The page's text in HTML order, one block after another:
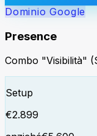
Dominio Google
Presence
Combo "Visibilità"
Setup
€2.899